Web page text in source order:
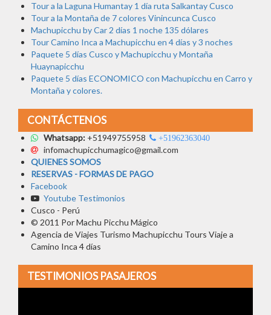
Tour a la Laguna Humantay 1 día ruta Salkantay Cusco
Tour a la Montaña de 7 colores Vinincunca Cusco
Machupicchu by Car 2 días 1 noche 135 dólares
Tour Camino Inca a Machupicchu en 4 días y 3 noches
Paquete 5 días Cusco y Machupicchu y Montaña
Huaynapicchu
Paquete 5 días ECONOMICO con Machupicchu en Carro y
Montaña y colores.
CONTÁCTENOS
Whatsapp: +51949755958 +51962363040
infomachupicchumagico@gmail.com
QUIENES SOMOS
RESERVAS - FORMAS DE PAGO
Facebook
Youtube Testimonios
Cusco - Perú
© 2011 Por Machu Picchu Mágico
Agencia de Viajes Turismo Machupicchu Tours Viaje a
Camino Inca 4 días
TESTIMONIOS PASAJEROS